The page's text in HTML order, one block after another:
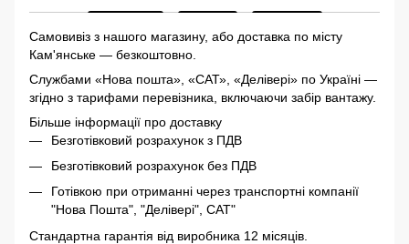
Самовивіз з нашого магазину, або доставка по місту
Кам'янське — безкоштовно.
Службами «Нова пошта», «САТ», «Делівері» по Україні —
згідно з тарифами перевізника, включаючи забір вантажу.
Більше інформації про доставку
Безготівковий розрахунок з ПДВ
Безготівковий розрахунок без ПДВ
Готівкою при отриманні через транспортні компанії
"Нова Пошта", "Делівері", САТ"
Стандартна гарантія від виробника 12 місяців.